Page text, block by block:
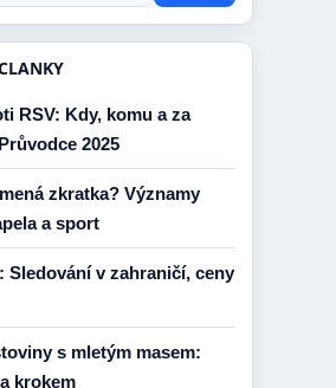
RSV: Kdy, komu a za
2025
zkratka? Významy
a sport
Sledování v zahraničí, ceny
s mletým masem:
krokem